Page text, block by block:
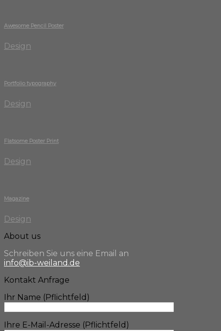
Awesome Pencil Poster
Design
Portfolio typography
Design
Flatsome Poster Print
Design
Magazine
Design
About us
Schreiben Sie uns eine Email an
info@ib-weiland.de
Kontakt Anfrage
Ihr Name (Pflichtfeld)
Ihre E-Mail-Adresse (Pflichtfeld)